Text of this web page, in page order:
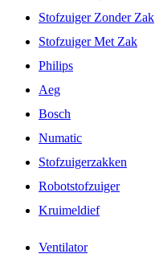
Stofzuiger Zonder Zak
Stofzuiger Met Zak
Philips
Aeg
Bosch
Numatic
Stofzuigerzakken
Robotstofzuiger
Kruimeldief
Ventilator